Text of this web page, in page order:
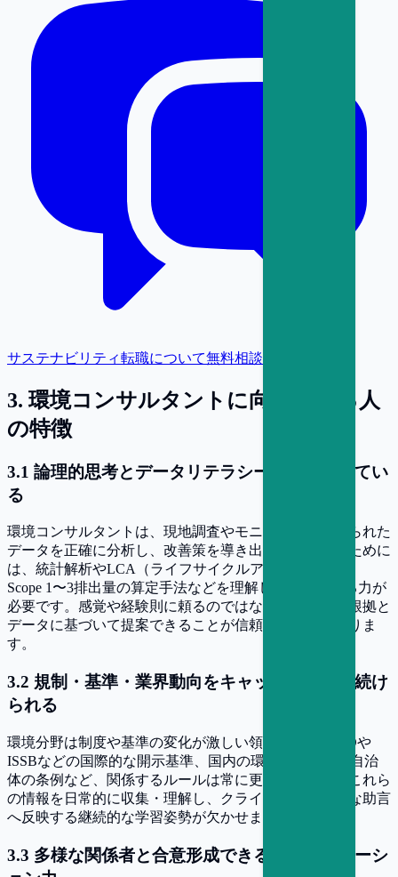
サステナビリティ転職について無料相談
3. 環境コンサルタントに向いている人
の特徴
3.1 論理的思考とデータリテラシーを兼ね備えてい
る
環境コンサルタントは、現地調査やモニタリングで得られた
データを正確に分析し、改善策を導き出します。そのために
は、統計解析やLCA（ライフサイクルアセスメント）、
Scope 1〜3排出量の算定手法などを理解し、活用できる力が
必要です。感覚や経験則に頼るのではなく、科学的な根拠と
データに基づいて提案できることが信頼を得る鍵となりま
す。
3.2 規制・基準・業界動向をキャッチアップし続け
られる
環境分野は制度や基準の変化が激しい領域です。TCFDや
ISSBなどの国際的な開示基準、国内の環境関連法規、自治
体の条例など、関係するルールは常に更新されます。これら
の情報を日常的に収集・理解し、クライアントに適切な助言
へ反映する継続的な学習姿勢が欠かせません。
3.3 多様な関係者と合意形成できるコミュニケーシ